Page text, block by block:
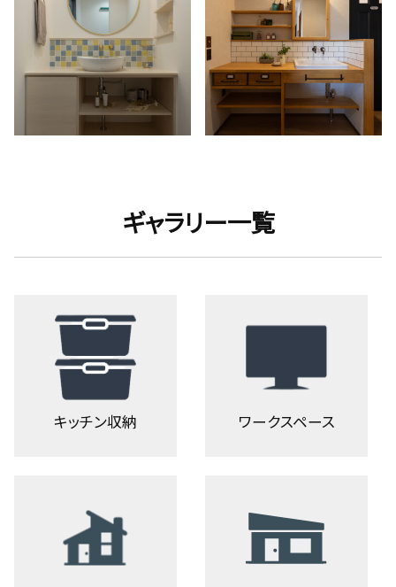
ギャラリー一覧
キッチン収納 ワークスペース